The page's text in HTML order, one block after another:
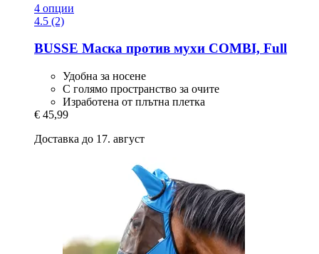
4 опции
4.5 (2)
BUSSE Маска против мухи COMBI, Full
Удобна за носене
С голямо пространство за очите
Изработена от плътна плетка
€ 45,99
Доставка до 17. август